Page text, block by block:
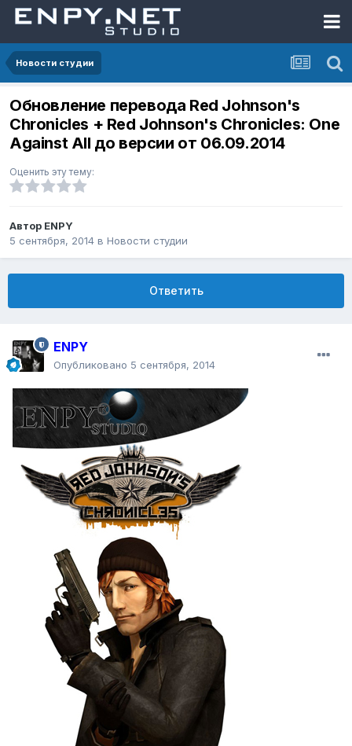
Новости студии
Обновление перевода Red Johnson's
Chronicles + Red Johnson's Chronicles: One
Against All до версии от 06.09.2014
Оценить эту тему:
Автор ENPY
5 сентября, 2014 в Новости студии
Ответить
ENPY
Опубликовано 5 сентября, 2014